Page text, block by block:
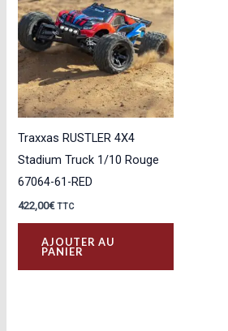
Traxxas RUSTLER 4X4
Stadium Truck 1/10 Rouge
67064-61-RED
422,00€ TTC
AJOUTER AU
PANIER